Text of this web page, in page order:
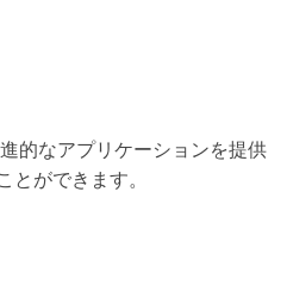
的なアプリケーションを提供
ができます。